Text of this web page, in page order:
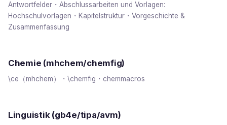
Antwortfelder・Abschlussarbeiten und Vorlagen:
Hochschulvorlagen・Kapitelstruktur・Vorgeschichte &
Zusammenfassung
Chemie (mhchem/chemfig)
\ce（mhchem）・\chemfig・chemmacros
Linguistik (gb4e/tipa/avm)